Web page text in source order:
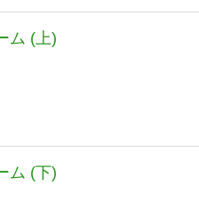
ム (上)
ム (下)